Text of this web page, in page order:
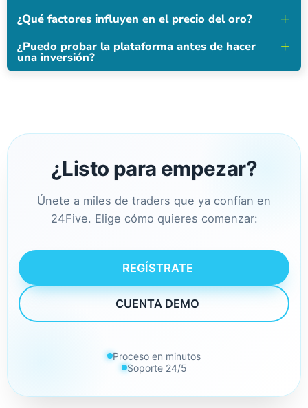
¿Qué factores influyen en el precio del oro?
¿Puedo probar la plataforma antes de hacer
una inversión?
¿Listo para empezar?
Únete a miles de traders que ya confían en
24Five. Elige cómo quieres comenzar:
REGÍSTRATE
CUENTA DEMO
Proceso en minutos
Soporte 24/5